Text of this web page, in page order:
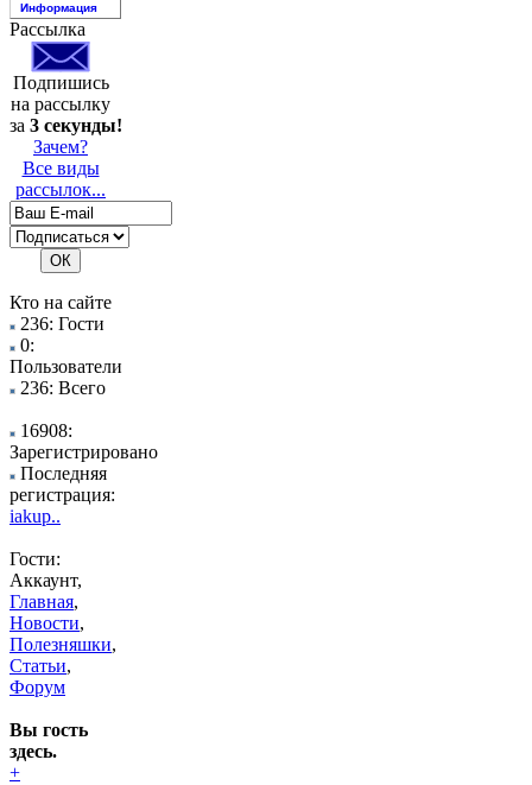
Информация
Рассылка
Подпишись
на рассылку
за 3 секунды!
Зачем?
Все виды
рассылок...
Кто на сайте
236: Гости
0:
Пользователи
236: Всего
16908:
Зарегистрировано
Последняя
регистрация:
iakup..
Гости:
Аккаунт,
Главная,
Новости,
Полезняшки,
Статьи,
Форум
Вы гость
здесь.
+